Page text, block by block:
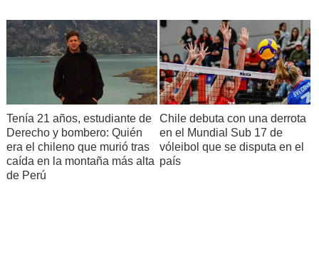
Tenía 21 años, estudiante de
Derecho y bombero: Quién
era el chileno que murió tras
caída en la montaña más alta
de Perú
Chile debuta con una derrota
en el Mundial Sub 17 de
vóleibol que se disputa en el
país